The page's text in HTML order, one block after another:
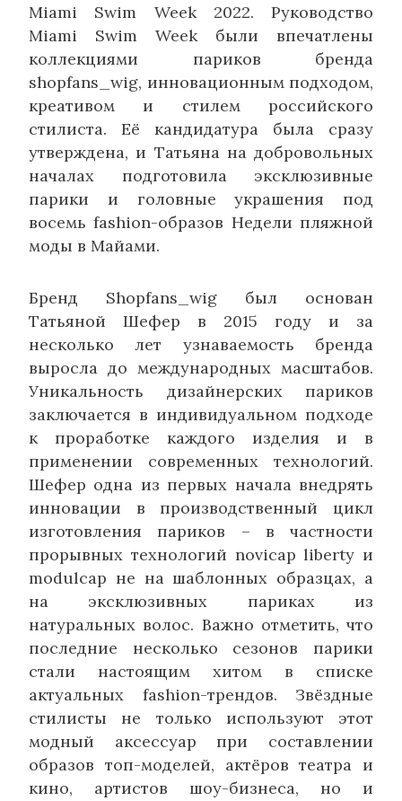
Miami Swim Week 2022. Руководство
Miami Swim Week были впечатлены
коллекциями париков бренда
shopfans_wig, инновационным подходом,
креативом и стилем российского
стилиста. Её кандидатура была сразу
утверждена, и Татьяна на добровольных
началах подготовила эксклюзивные
парики и головные украшения под
восемь fashion-образов Недели пляжной
моды в Майами.
Бренд Shopfans_wig был основан
Татьяной Шефер в 2015 году и за
несколько лет узнаваемость бренда
выросла до международных масштабов.
Уникальность дизайнерских париков
заключается в индивидуальном подходе
к проработке каждого изделия и в
применении современных технологий.
Шефер одна из первых начала внедрять
инновации в производственный цикл
изготовления париков – в частности
прорывных технологий novicap liberty и
modulcap не на шаблонных образцах, а
на эксклюзивных париках из
натуральных волос. Важно отметить, что
последние несколько сезонов парики
стали настоящим хитом в списке
актуальных fashion-трендов. Звёздные
стилисты не только используют этот
модный аксессуар при составлении
образов топ-моделей, актёров театра и
кино, артистов шоу-бизнеса, но и